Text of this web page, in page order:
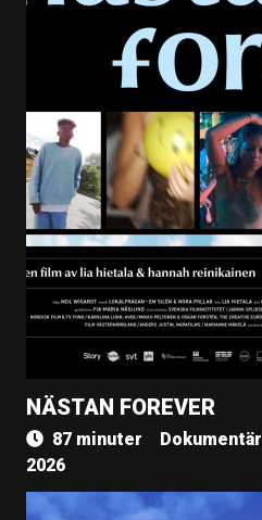
NÄSTAN FOREVER
87 minuter Dokumentär
2026